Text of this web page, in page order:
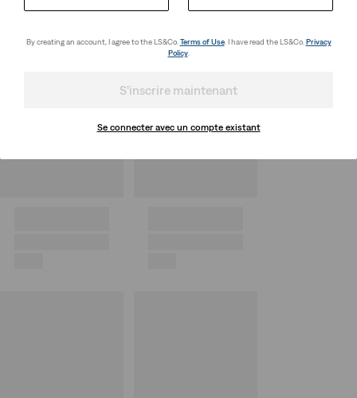
By creating an account, I agree to the LS&Co. Terms of Use. I have read the LS&Co. Privacy
Policy.
S'inscrire maintenant
Se connecter avec un compte existant